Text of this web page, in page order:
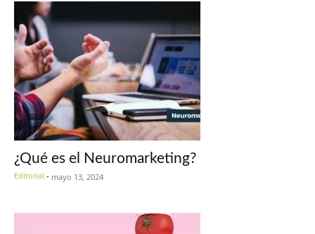
¿Qué es el Neuromarketing?
Editorial - mayo 13, 2024